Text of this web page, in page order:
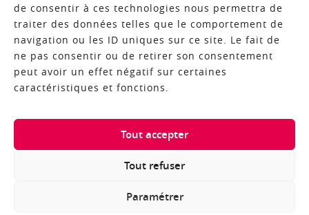
de consentir à ces technologies nous permettra de
traiter des données telles que le comportement de
navigation ou les ID uniques sur ce site. Le fait de
ne pas consentir ou de retirer son consentement
peut avoir un effet négatif sur certaines
caractéristiques et fonctions.
Tout accepter
Tout refuser
Paramétrer
BROCHURES
NEWSLETTER